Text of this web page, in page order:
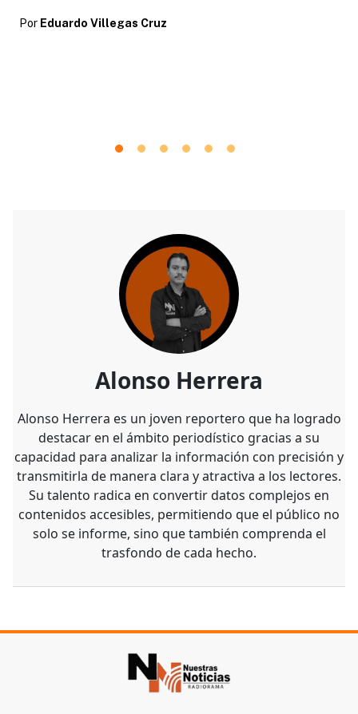
Por Eduardo Villegas Cruz
Alonso Herrera
Alonso Herrera es un joven reportero que ha logrado
destacar en el ámbito periodístico gracias a su
capacidad para analizar la información con precisión y
transmitirla de manera clara y atractiva a los lectores.
Su talento radica en convertir datos complejos en
contenidos accesibles, permitiendo que el público no
solo se informe, sino que también comprenda el
trasfondo de cada hecho.